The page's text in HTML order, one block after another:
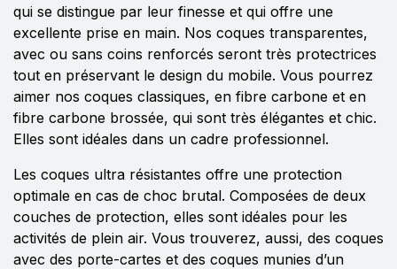
qui se distingue par leur finesse et qui offre une
excellente prise en main. Nos coques transparentes,
avec ou sans coins renforcés seront très protectrices
tout en préservant le design du mobile. Vous pourrez
aimer nos coques classiques, en fibre carbone et en
fibre carbone brossée, qui sont très élégantes et chic.
Elles sont idéales dans un cadre professionnel.
Les coques ultra résistantes offre une protection
optimale en cas de choc brutal. Composées de deux
couches de protection, elles sont idéales pour les
activités de plein air. Vous trouverez, aussi, des coques
avec des porte-cartes et des coques munies d’un